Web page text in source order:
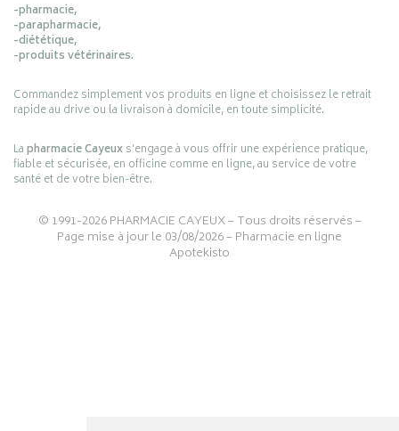
-pharmacie,
-parapharmacie,
-diététique,
-produits vétérinaires.
Commandez simplement vos produits en ligne et choisissez le retrait
rapide au drive ou la livraison à domicile, en toute simplicité.
Lapharmacie Cayeuxs’engage à vous offrir une expérience pratique,
fiable et sécurisée, en officine comme en ligne, au service de votre
santé et de votre bien-être.
© 1991-2026PHARMACIE CAYEUX– Tous droits réservés –
Page mise à jour le 03/08/2026 –Pharmacie en ligne
Apotekisto